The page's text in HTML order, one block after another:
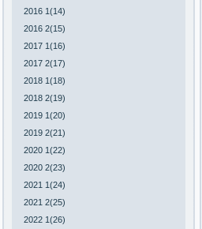
2016 1(14)
2016 2(15)
2017 1(16)
2017 2(17)
2018 1(18)
2018 2(19)
2019 1(20)
2019 2(21)
2020 1(22)
2020 2(23)
2021 1(24)
2021 2(25)
2022 1(26)